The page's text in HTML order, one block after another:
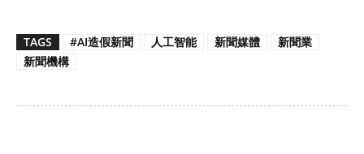
TAGS #AI造假新聞 人工智能 新聞媒體
新聞業
新聞機構